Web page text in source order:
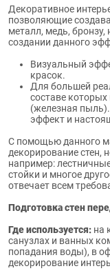
Декоративное
позволяющие
металл, медь,
создании данного
Визуальный
красок.
Для большей
составе которых
(железная
эффект и
С помощью данного
декорирование стен,
например:
стойки и многое
отвечает всем
Подготовка стен
Где используется: на
санузлах и ванных
попадания воды), в
декорирование